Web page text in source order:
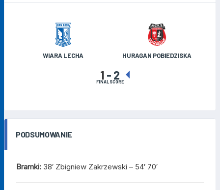
WIARA LECHA HURAGAN POBIEDZISKA
1 - 2
FINAL SCORE
PODSUMOWANIE
Bramki: 38′ Zbigniew Zakrzewski – 54′ 70′